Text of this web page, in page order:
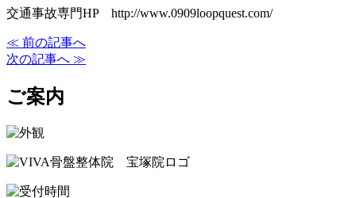
交通事故専門HP http://www.0909loopquest.com/
≪ 前の記事へ
次の記事へ ≫
ご案内